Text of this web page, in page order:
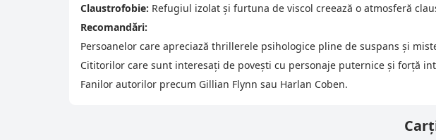
Claustrofobie: Refugiul izolat și furtuna de viscol creează o atmosferă
Recomandări:
Persoanelor care apreciază thrillerele psihologice pline de suspans și
Cititorilor care sunt interesați de povești cu personaje puternice și forță
Fanilor autorilor precum Gillian Flynn sau Harlan Coben.